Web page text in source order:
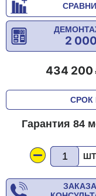
2 000
434 200
СРОК
Гарантия 84
ШТ